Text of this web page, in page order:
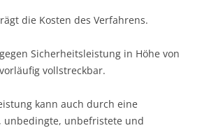
die Kosten des Verfahrens.
Sicherheitsleistung in Höhe von
vollstreckbar.
kann auch durch eine
unbedingte, unbefristete und